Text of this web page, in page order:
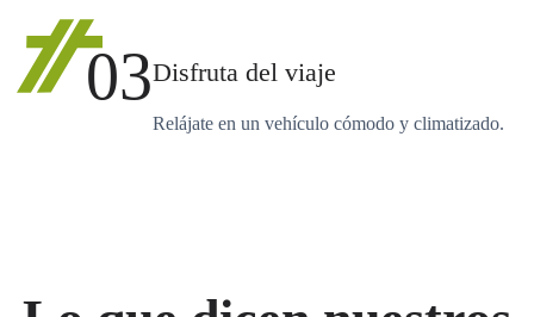
03Disfruta del viaje
Relájate en un vehículo cómodo y climatizado.